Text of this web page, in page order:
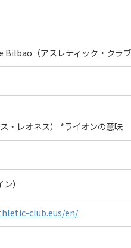
（アスレティック・クラ
・レオネス） *ライオンの意味
）
club.eus/en/